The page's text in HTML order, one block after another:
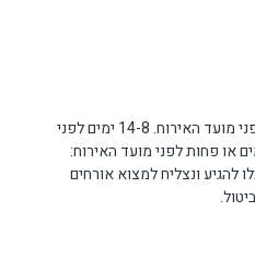
מיטות שיזוף, מקלחון
בישול + מכונת אספרסו
גליל מערבי
ביטול ללא חיוב- 15 ימים או יותר לפני מועד האירוח. 14-8 ימים לפני
האירוח: 50% דמי ביטול. 7 ימים או פחות לפני מועד האירוח:
להגיע ונצליח למצוא אורחים